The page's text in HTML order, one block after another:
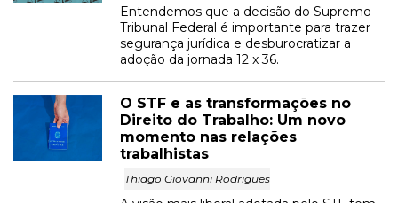
Entendemos que a decisão do Supremo
Tribunal Federal é importante para trazer
segurança jurídica e desburocratizar a
adoção da jornada 12 x 36.
O STF e as transformações no
Direito do Trabalho: Um novo
momento nas relações
trabalhistas
Thiago Giovanni Rodrigues